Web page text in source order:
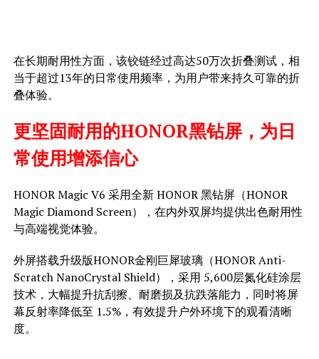
在长期耐用性方面，该铰链经过高达50万次折叠测试，相
当于超过13年的日常使用频率，为用户带来持久可靠的折
叠体验。
更坚固耐用的HONOR黑钻屏，为日
常使用增添信心
HONOR Magic V6 采用全新 HONOR 黑钻屏（HONOR
Magic Diamond Screen），在内外双屏均提供出色耐用性
与高端视觉体验。
外屏搭载升级版HONOR金刚巨犀玻璃（HONOR Anti-
Scratch NanoCrystal Shield），采用 5,600层氮化硅涂层
技术，大幅提升抗刮擦、耐磨损及抗跌落能力，同时将屏
幕反射率降低至 1.5%，有效提升户外环境下的观看清晰
度。